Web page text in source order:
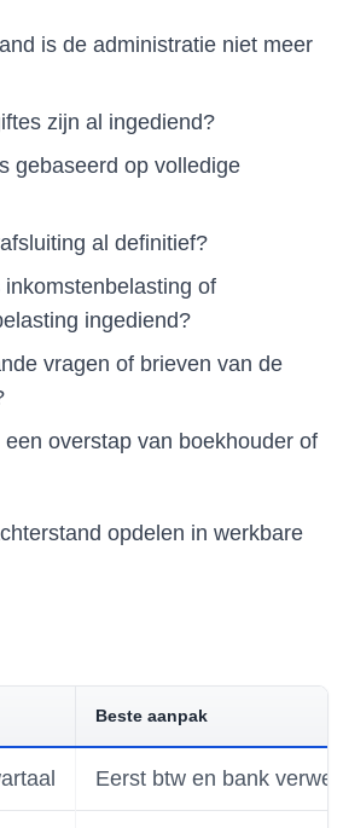
is de administratie niet meer
zijn al ingediend?
gebaseerd op volledige
al definitief?
of
ingediend?
vragen of brieven van de
overstap van boekhouder of
opdelen in werkbare
Beste aanpak
Eerst btw en bank